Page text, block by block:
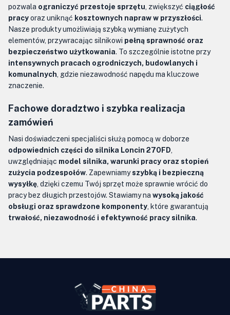
pozwala ograniczyć przestoje sprzętu , zwiększyć ciągłość
pracyoraz uniknąć kosztownych napraw w przyszłości.
Nasze produkty umożliwiają szybką wymianę zużytych
elementów, przywracając silnikowi pełną sprawność oraz
bezpieczeństwo użytkowania. To szczególnie istotne przy
intensywnych pracach ogrodniczych, budowlanych i
komunalnych , gdzie niezawodność napędu ma kluczowe
znaczenie.
Fachowe doradztwo i szybka realizacja
zamówień
Nasi doświadczeni specjaliści służą pomocą w doborze
odpowiednich części do silnika Loncin 270FD
uwzględniając model silnika, warunki pracy oraz stopień
zużycia podzespołów. Zapewniamyszybką i bezpieczną
wysyłkę , dzięki czemu Twój sprzęt może sprawnie wrócić do
pracy bez długich przestojów. Stawiamy na wysoką jakość
obsługi oraz sprawdzone komponenty , które gwarantują
trwałość, niezawodność i efektywność pracy silnika.